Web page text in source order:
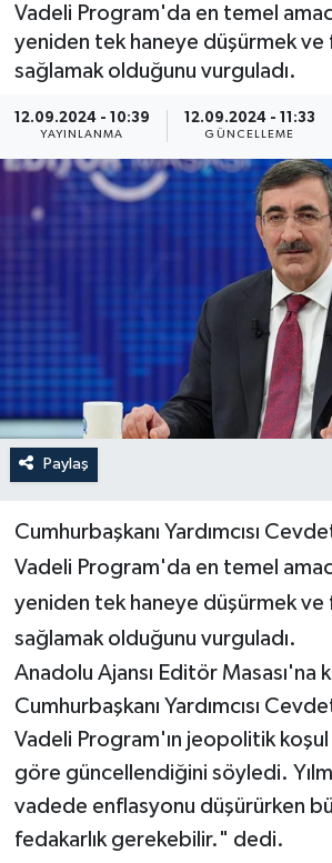
Vadeli Program'da en temel
yeniden tek haneye düşürmek ve
sağlamak olduğunu vurguladı.
12.09.2024 - 10:39
YAYINLANMA
12.09.2024 - 11:33
GÜNCELLEME
Paylaş
Cumhurbaşkanı Yardımcısı
Vadeli Program'da en temel
yeniden tek haneye düşürmek ve
sağlamak olduğunu vurguladı.
Anadolu Ajansı Editör Masası'na
Cumhurbaşkanı Yardımcısı
Vadeli Program'ın jeopolitik
göre güncellendiğini söyledi.
vadede enflasyonu düşürürken
fedakarlık gerekebilir." dedi.